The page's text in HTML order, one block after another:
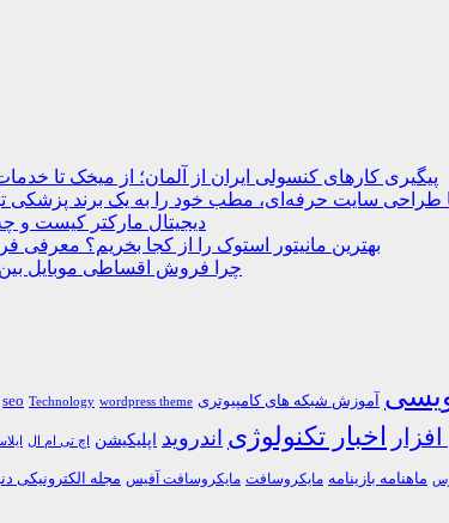
پیگیری کارهای کنسولی ایران از آلمان؛ از میخک تا
طراحی سایت حرفه‌ای، مطب خود را به یک برند پزشکی
دیجیتال مارکتر کیست و
بهترین مانیتور استوک را از کجا بخریم؟ معرفی
چرا فروش اقساطی موبایل
seo Technology wordpress theme آموزش شبکه های کامپیوتری
اخبار تکنولوژی اندروید اپلیکیشن اچ تی ام ال
ماهنامه بازینامه مایکروسافت مایکروسافت آفیس مجله الکترونیکی